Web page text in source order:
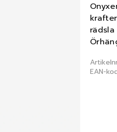
EAN-